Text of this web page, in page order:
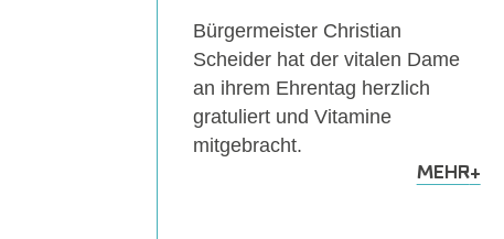
Bürgermeister Christian
Scheider hat der vitalen Dame
an ihrem Ehrentag herzlich
gratuliert und Vitamine
mitgebracht.
MEHR+